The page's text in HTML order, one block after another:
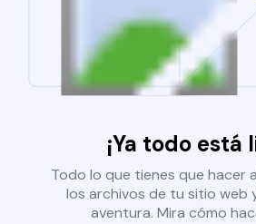
¡Ya todo está
Todo lo que tienes que hacer
los archivos de tu sitio web
aventura. Mira cómo